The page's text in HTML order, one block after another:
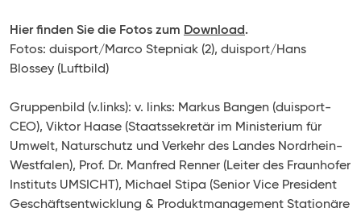
Hier finden Sie die Fotos zum Download.
Fotos: duisport/Marco Stepniak (2), duisport/Hans
Blossey (Luftbild)
Gruppenbild (v.links): v. links: Markus Bangen (duisport-
CEO), Viktor Haase (Staatssekretär im Ministerium für
Umwelt, Naturschutz und Verkehr des Landes Nordrhein-
Westfalen), Prof. Dr. Manfred Renner (Leiter des Fraunhofer
Instituts UMSICHT), Michael Stipa (Senior Vice President
Geschäftsentwicklung & Produktmanagement Stationäre